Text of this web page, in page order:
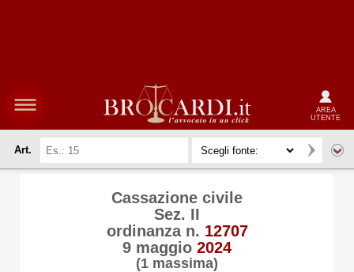
AREA
UTENTE
Art.
Cassazione civile
Sez. II
ordinanza n. 12707
9 maggio 2024
(1 massima)